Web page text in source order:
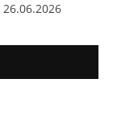
26.06.2026